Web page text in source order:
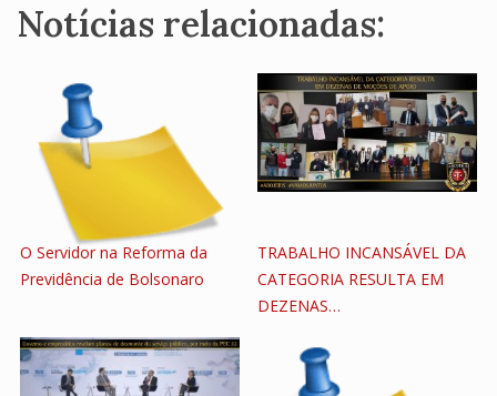
Notícias relacionadas:
O Servidor na Reforma da
Previdência de Bolsonaro
TRABALHO INCANSÁVEL DA
CATEGORIA RESULTA EM
DEZENAS…